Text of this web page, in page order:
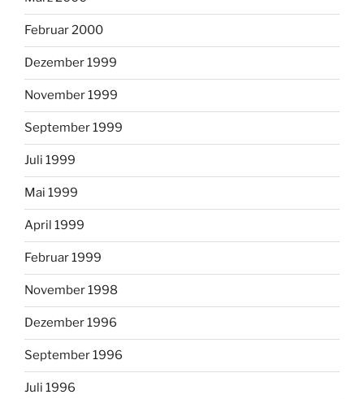
Februar 2000
Dezember 1999
November 1999
September 1999
Juli 1999
Mai 1999
April 1999
Februar 1999
November 1998
Dezember 1996
September 1996
Juli 1996